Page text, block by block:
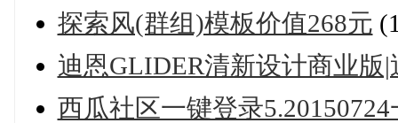
探索风(群组)模板价值268元
迪恩GLIDER清新设计商业版
西瓜社区一键登录